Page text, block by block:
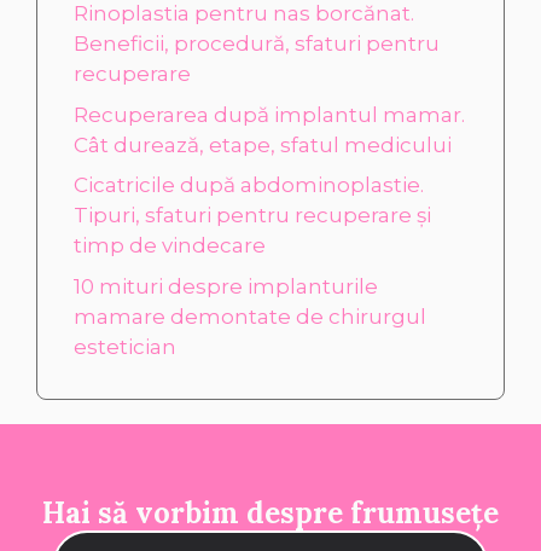
Rinoplastia pentru nas borcănat.
Beneficii, procedură, sfaturi pentru
recuperare
Recuperarea după implantul mamar.
Cât durează, etape, sfatul medicului
Cicatricile după abdominoplastie.
Tipuri, sfaturi pentru recuperare și
timp de vindecare
10 mituri despre implanturile
mamare demontate de chirurgul
estetician
Hai să vorbim despre frumusețe